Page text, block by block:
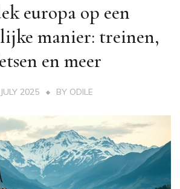
europa op een
manier: treinen,
en meer
2025 BY ODILE